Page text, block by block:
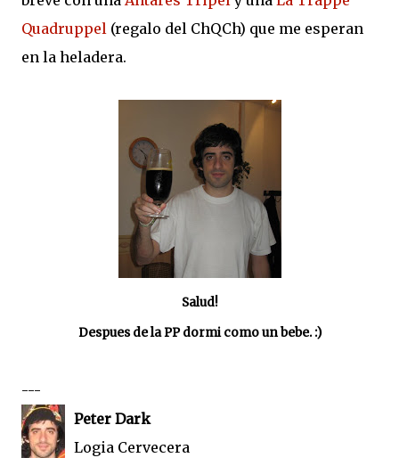
Quadruppel (regalo del ChQCh) que me esperan
en la heladera.
Salud!
Despues de la PP dormi como un bebe. :)
---
Peter Dark
Logia Cervecera